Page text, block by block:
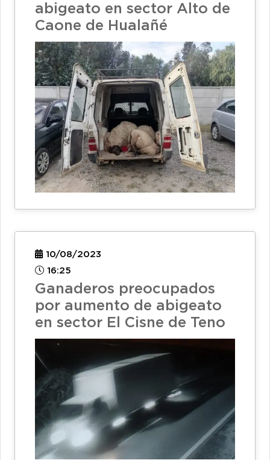
abigeato en sector Alto de
Caone de Hualañé
10/08/2023
16:25
Ganaderos preocupados
por aumento de abigeato
en sector El Cisne de Teno